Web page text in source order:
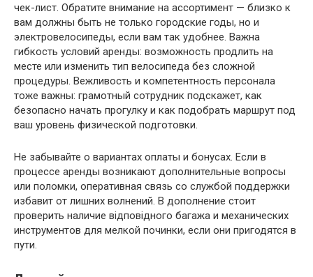
чек-лист. Обратите внимание на ассортимент — близко к
вам должны быть не только городские годы, но и
электровелосипеды, если вам так удобнее. Важна
гибкость условий аренды: возможность продлить на
месте или изменить тип велосипеда без сложной
процедуры. Вежливость и компетентность персонала
тоже важны: грамотный сотрудник подскажет, как
безопасно начать прогулку и как подобрать маршрут под
ваш уровень физической подготовки.
Не забывайте о вариантах оплаты и бонусах. Если в
процессе аренды возникают дополнительные вопросы
или поломки, оперативная связь со службой поддержки
избавит от лишних волнений. В дополнение стоит
проверить наличие відповідного багажа и механических
инструментов для мелкой починки, если они пригодятся в
пути.